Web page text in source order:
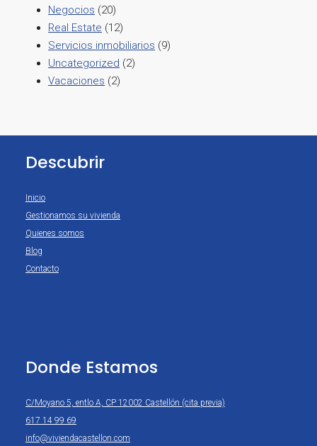
Negocios (20)
Real Estate (12)
Servicios inmobiliarios (9)
Uncategorized (2)
Vacaciones (2)
Descubrir
Inicio
Gestionamos su vivienda
Quienes somos
Blog
Contacto
Donde Estamos
C/Moyano 5, entlo A, CP 12002 Castellón (cita previa)
617 14 99 69
info@viviendacastellon.com